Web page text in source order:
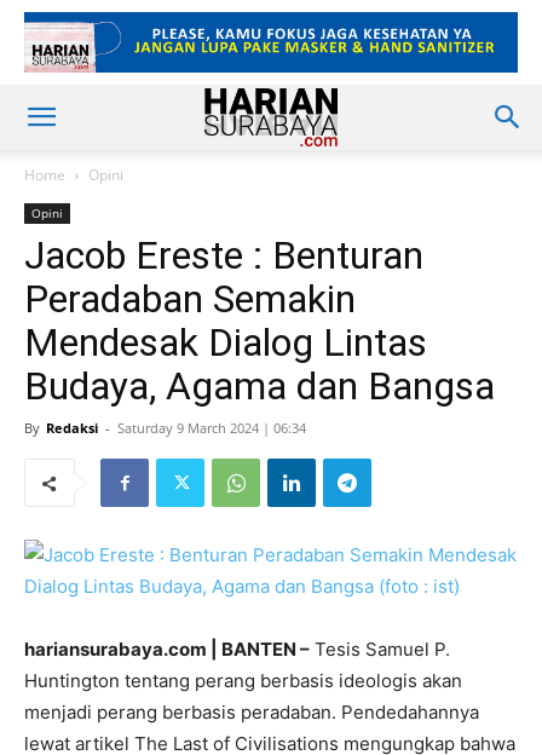
Home Opini
Opini
Jacob Ereste : Benturan
Peradaban Semakin
Mendesak Dialog Lintas
Budaya, Agama dan Bangsa
By Redaksi - Saturday 9 March 2024 | 06:34
hariansurabaya.com | BANTEN – Tesis Samuel P.
Huntington tentang perang berbasis ideologis akan
menjadi perang berbasis peradaban. Pendedahannya
lewat artikel The Last of Civilisations mengungkap bahwa